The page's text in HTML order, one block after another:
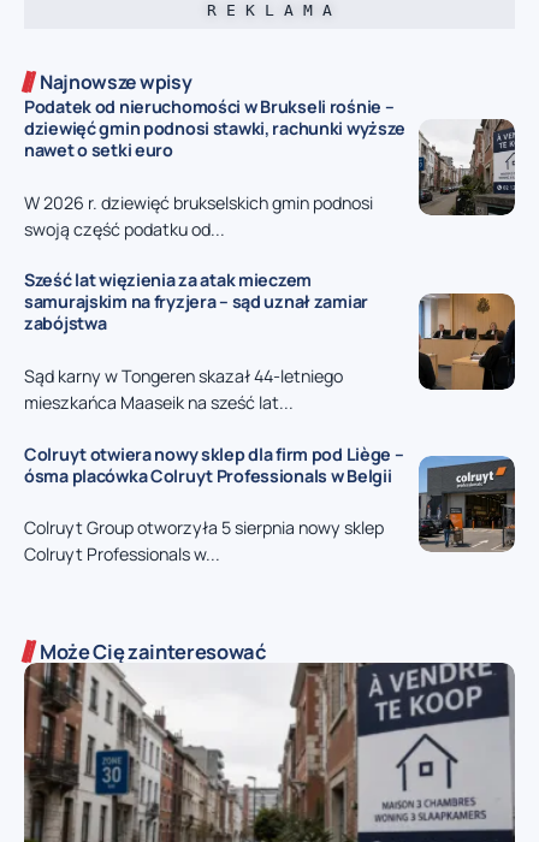
R E K L A M A
Najnowsze wpisy
Podatek od nieruchomości w Brukseli rośnie –
dziewięć gmin podnosi stawki, rachunki wyższe
nawet o setki euro
W 2026 r. dziewięć brukselskich gmin podnosi
swoją część podatku od...
Sześć lat więzienia za atak mieczem
samurajskim na fryzjera – sąd uznał zamiar
zabójstwa
Sąd karny w Tongeren skazał 44-letniego
mieszkańca Maaseik na sześć lat...
Colruyt otwiera nowy sklep dla firm pod Liège –
ósma placówka Colruyt Professionals w Belgii
Colruyt Group otworzyła 5 sierpnia nowy sklep
Colruyt Professionals w...
Może Cię zainteresować